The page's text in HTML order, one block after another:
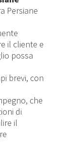
Persiane
il cliente e
possa
brevi, con
che
di
il